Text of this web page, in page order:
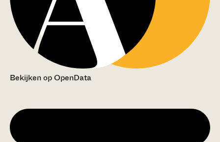
Bekijken op OpenData